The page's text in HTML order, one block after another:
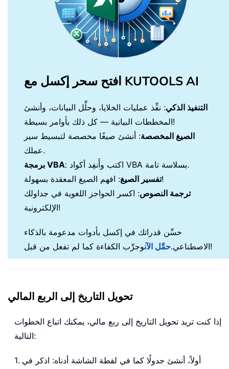
افتح سحر إكسل مع KUTOOLS AI
التنفيذ الذكي: نفِّذ عمليات الخلايا، وحلِّل البيانات، وأنشئ
المخططات البيانية — كل ذلك بأوامر بسيطة!
الصيغ المخصصة: أنشئ صيغًا مخصصة لتبسيط سير
عملك.
برمجة VBA
: اكتب وأَنفِذ أكواد VBA بسلاسة تامة.
تفسير الصيغ: افهم الصيغ المعقدة بسهولة!
ترجمة النصوص: اكسر الحواجز اللغوية في جداولك
الإلكترونية!
حسِّن قدراتك في إكسل بأدوات مدعومة بالذكاء
الاصطناعي.حمِّل الآن وجرِّب الكفاءة كما لم تفعل من قبل!
تحويل التاريخ إلى الربع المالي
إذا كنت تريد تحويل التاريخ إلى ربع مالي، يمكنك اتباع الخطوات
التالية:
1. أولاً، أنشئ جدولًا كما في لقطة الشاشة أدناه: اذكر في